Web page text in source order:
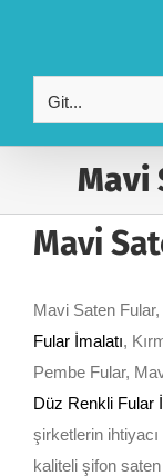
content
Git...
Mavi
Mavi
Mavi Saten
Fular İmalatı,
Pembe Fular,
Düz Renkli Fular
şirketlerin
kaliteli şifon